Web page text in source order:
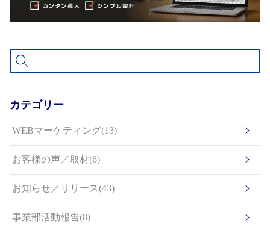
カテゴリー
WEBマーケティング(13)
お客様の声／取材(6)
お知らせ／リリース(43)
事業部活動報告(8)